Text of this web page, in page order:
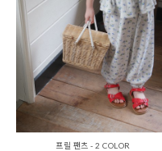
프릴 팬츠 - 2 COLOR